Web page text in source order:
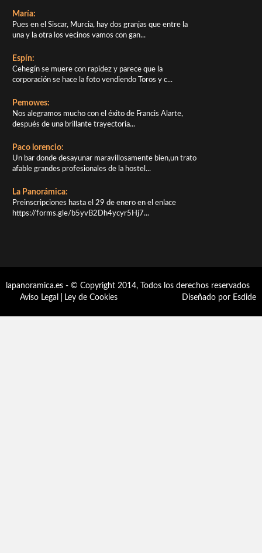
María:
Pues en el Siscar, Murcia, hay dos granjas que entre la
una y la otra los vecinos vamos con gan...
Espín:
Cehegín se muere con rapidez y parece que la
corporación se hace la foto vendiendo Toros y c...
Pemowes:
Nos alegramos mucho con el éxito de Francis Alarte,
después de una brillante trayectoria...
Paco lorencio:
Un bar donde desayunar maravillosamente bien,un trato
afable grandes profesionales de la hostel...
La Panorámica:
Preinscripciones hasta el 29 de enero en el enlace
https://forms.gle/b5yvB2Dh4ycyr5Hj7...
lapanoramica.es - © Copyright 2014, Todos los derechos reservados
Aviso Legal
Ley de Cookies Diseñado por Esdide